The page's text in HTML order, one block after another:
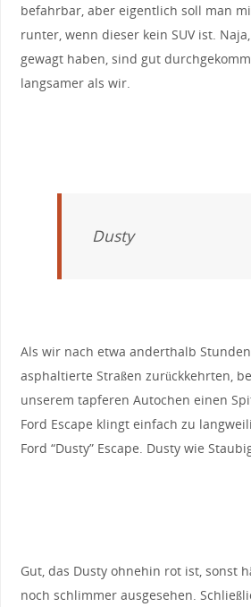
befahrbar, aber eigentlich soll man
runter, wenn dieser kein SUV ist.
gewagt haben, sind gut
langsamer als wir.
Dusty
Als wir nach etwa anderthalb
asphaltierte Straßen zurückkehrten,
unserem tapferen Autochen einen
Ford Escape klingt einfach zu
Ford “Dusty” Escape. Dusty wie
Gut, das Dusty ohnehin rot ist, sonst
noch schlimmer ausgesehen.